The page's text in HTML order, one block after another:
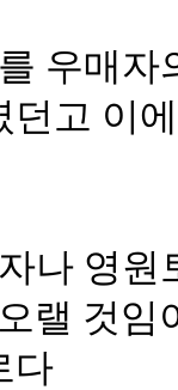
우매
고 이
나 영
랠 것
다